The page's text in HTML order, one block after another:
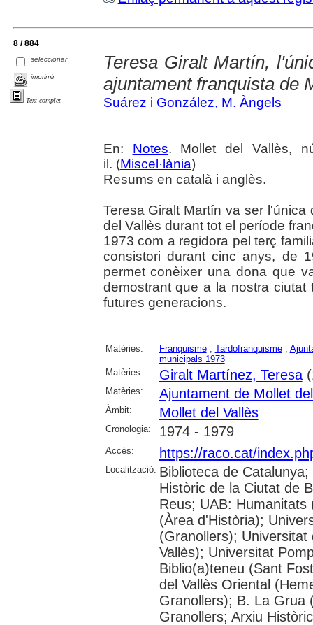
8 / 884
seleccionar
imprimir
Text complet
Teresa Giralt Martín,
ajuntament franquista de
Suárez i González, M. Àngels
En: Notes. Mollet del Vallès,
il. (Miscel·lània)
Resums en català i anglès.
Teresa Giralt Martín va ser
del Vallès durant tot el període
1973 com a regidora pel terç
consistori durant cinc anys, de
permet conèixer una dona que
demostrant que a la nostra
futures generacions.
Matèries: Franquisme; Tardofranquisme;
municipals 1973
Matèries:
Giralt Martínez, Teresa
Matèries: Ajuntament de Mollet
Àmbit: Mollet del Vallès
Cronologia: 1974 - 1979
Accés: https://raco.cat/
Localització: Biblioteca de
Històric de la Ciutat de
Reus; UAB:
(Àrea d'Història);
(Granollers);
Vallès); Universitat
Biblio(a)teneu (Sant
del Vallès Oriental
Granollers); B. La Grua
Granollers; Arxiu